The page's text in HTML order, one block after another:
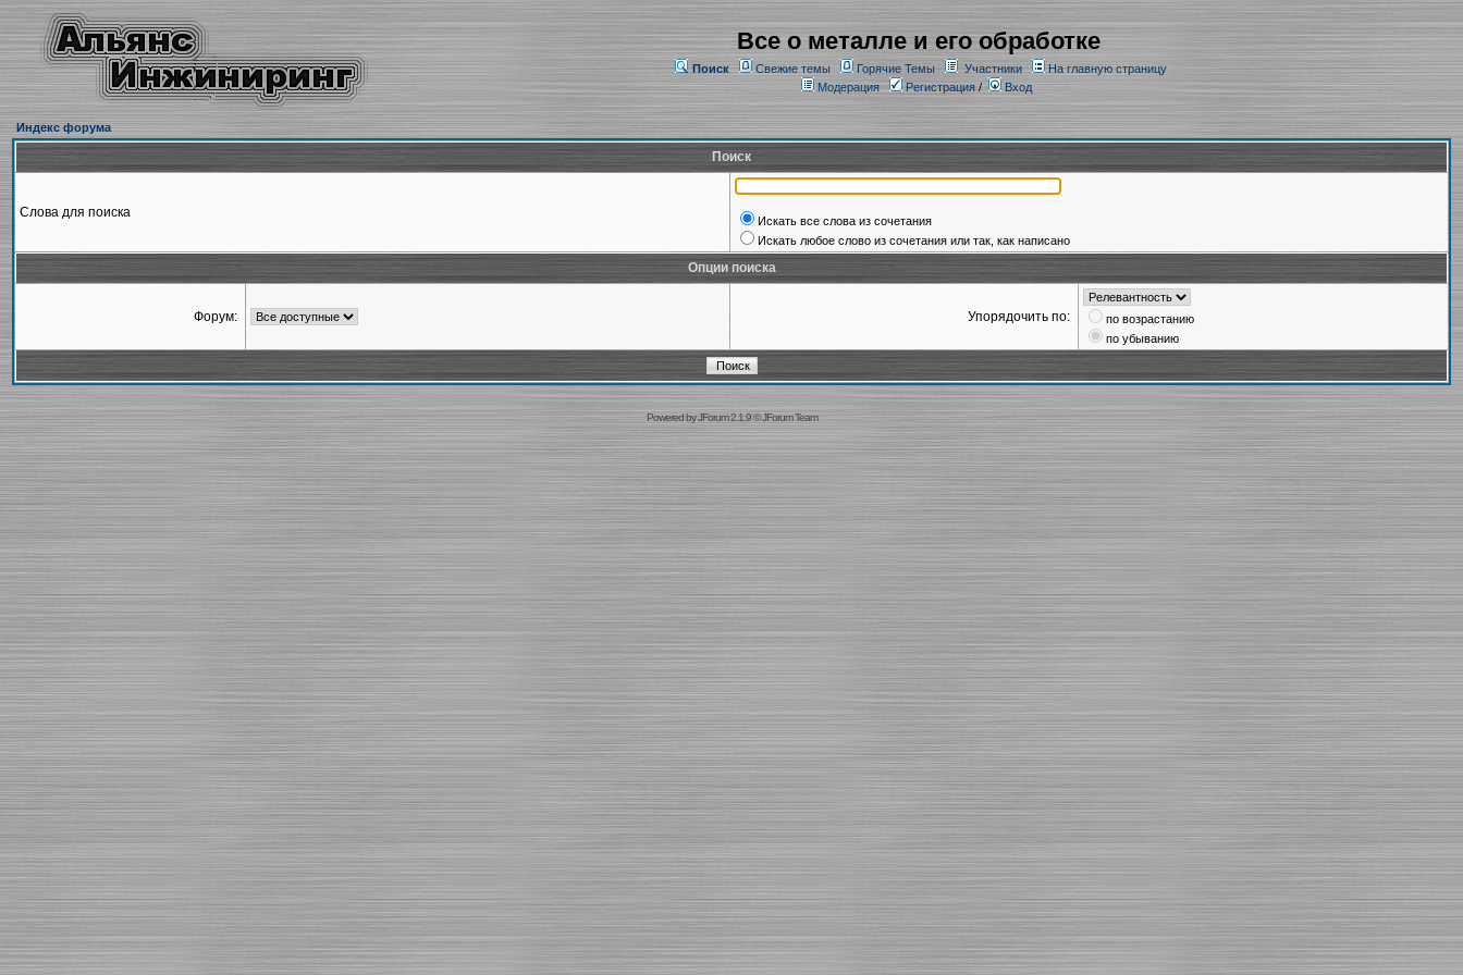
Все о металле и его обработке
Поиск Свежие темы Горячие Темы Участники
На главную страницу
Модерация
Регистрация/ Вход
Индекс форума
Поиск
Слова для поиска
Искать все слова из сочетания
Искать любое слово из сочетания или так, как написано
Опции поиска
Форум: Упорядочить по:
по возрастанию
по убыванию
Powered byJForum 2.1.9©JForum Team